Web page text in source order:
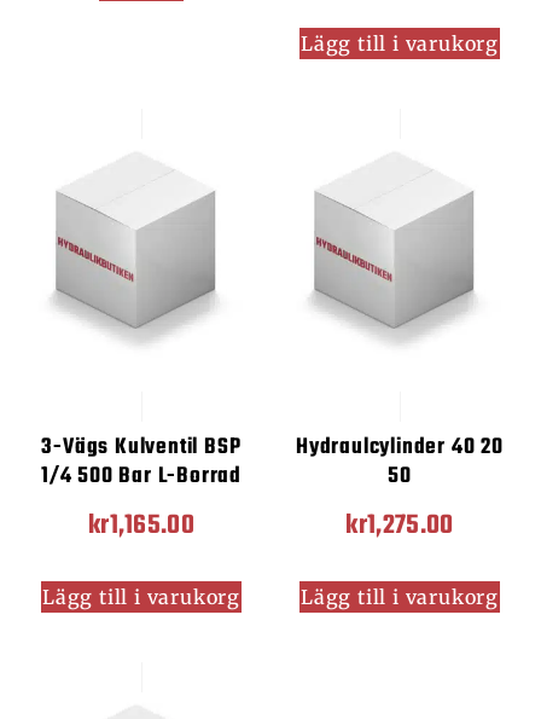
Lägg till i varukorg
3-Vägs Kulventil BSP
1/4 500 Bar L-Borrad
kr1,165.00
Lägg till i varukorg
Hydraulcylinder 40 20
50
kr1,275.00
Lägg till i varukorg